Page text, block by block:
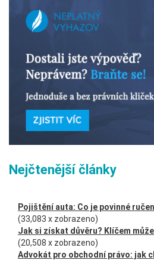
Nejčtenější články
Pojištění auta: Co je povinné
(33,083 x zobrazeno)
Jak si získat důvěru? Klíčem
(20,508 x zobrazeno)
Advokát pro obchodní právo: jak